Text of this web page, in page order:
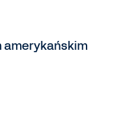
amerykańskim